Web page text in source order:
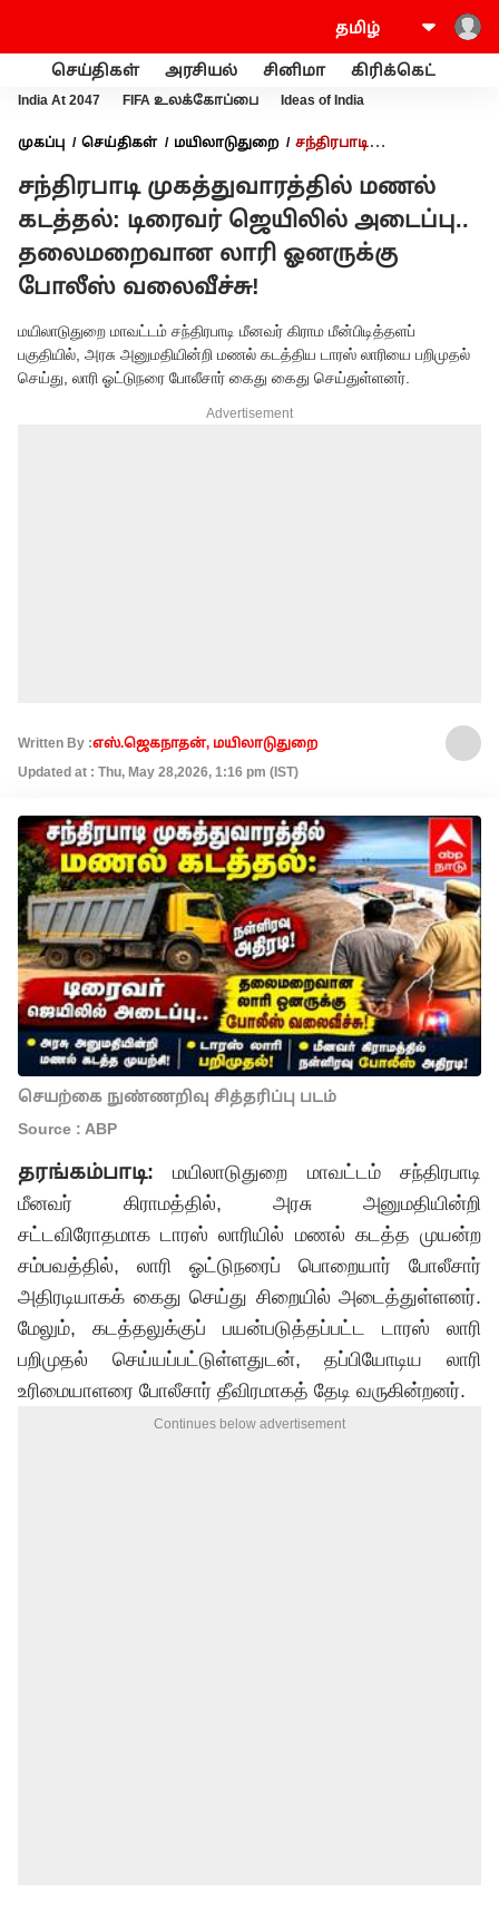
செய்திகள் அரசியல் சினிமா கிரிக்கெட்
India At 2047 FIFA உலக்கோப்பை Ideas of India
முகப்பு செய்திகள் மயிலாடுதுறை
சந்திரபாடி
தலைமறைவான லாரி ஓனருக்கு போலீஸ் வலைவீச்சு!
சந்திரபாடி முகத்துவாரத்தில் மணல்
கடத்தல்: டிரைவர் ஜெயிலில் அடைப்பு..
தலைமறைவான லாரி ஓனருக்கு
போலீஸ் வலைவீச்சு!
மயிலாடுதுறை மாவட்டம் சந்திரபாடி மீனவர் கிராம மீன்பிடித்தளப்
பகுதியில், அரசு அனுமதியின்றி மணல் கடத்திய டாரஸ் லாரியை பறிமுதல்
செய்து, லாரி ஓட்டுநரை போலீசார் கைது கைது செய்துள்ளனர்.
Advertisement
Written By :எஸ்.ஜெகநாதன், மயிலாடுதுறை
Updated at : Thu, May 28,2026, 1:16 pm (IST)
செயற்கை நுண்ணறிவு சித்தரிப்பு படம்
Source : ABP
தரங்கம்பாடி: மயிலாடுதுறை மாவட்டம் சந்திரபாடி
மீனவர் கிராமத்தில், அரசு அனுமதியின்றி
சட்டவிரோதமாக டாரஸ் லாரியில் மணல் கடத்த முயன்ற
சம்பவத்தில், லாரி ஓட்டுநரைப் பொறையார் போலீசார்
அதிரடியாகக் கைது செய்து சிறையில் அடைத்துள்ளனர்.
மேலும், கடத்தலுக்குப் பயன்படுத்தப்பட்ட டாரஸ் லாரி
பறிமுதல் செய்யப்பட்டுள்ளதுடன், தப்பியோடிய லாரி
உரிமையாளரை போலீசார் தீவிரமாகத் தேடி வருகின்றனர்.
Continues below advertisement